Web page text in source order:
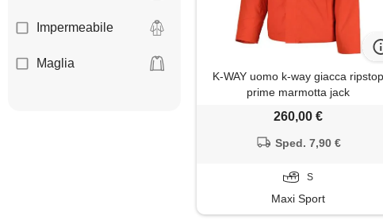
Impermeabile
Maglia
K-WAY uomo k-way giacca ripstop
prime marmotta jack
260,00 €
Sped. 7,90 €
S
Maxi Sport